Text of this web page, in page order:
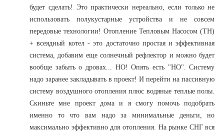
будет сделать! Это практически нереально, если только не
использовать полукустарные устройства и не совсем
передовые технологии! Отопление Тепловым Насосом (ТН)
+ всеядный котел - это достаточно простая и эффективная
система, добавим еще солнечный рефлектор и можно будет
вообще забыть о дровах... НО! Опять есть "НО". Систему
надо заранее закладывать в проект! И перейти на пассивную
систему воздушного отопления плюс водяные теплые полы.
Скиньте мне проект дома и я смогу помочь подобрать
именно то что вам надо за минимальные деньги, но
максимально эффективно для отопления. На рынке СНГ вся